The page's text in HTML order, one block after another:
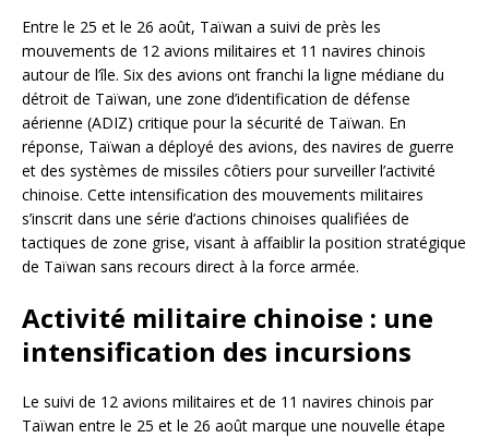
Entre le 25 et le 26 août, Taïwan a suivi de près les
mouvements de 12 avions militaires et 11 navires chinois
autour de l’île. Six des avions ont franchi la ligne médiane du
détroit de Taïwan, une zone d’identification de défense
aérienne (ADIZ) critique pour la sécurité de Taïwan. En
réponse, Taïwan a déployé des avions, des navires de guerre
et des systèmes de missiles côtiers pour surveiller l’activité
chinoise. Cette intensification des mouvements militaires
s’inscrit dans une série d’actions chinoises qualifiées de
tactiques de zone grise, visant à affaiblir la position stratégique
de Taïwan sans recours direct à la force armée.
Activité militaire chinoise : une
intensification des incursions
Le suivi de 12 avions militaires et de 11 navires chinois par
Taïwan entre le 25 et le 26 août marque une nouvelle étape